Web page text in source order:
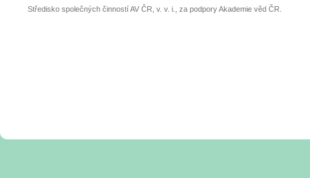
Středisko společných činností AV ČR, v. v. i., za podpory Akademie věd ČR.